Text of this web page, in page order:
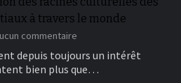
à travers le monde
commentaire
des
racines
depuis toujours un intérêt
bien plus que…